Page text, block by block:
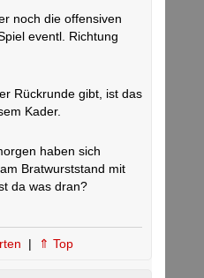
noch die offensiven
eventl. Richtung
Rückrunde gibt, ist das
Kader.
haben sich
Bratwurststand mit
da was dran?
| ⇑ Top